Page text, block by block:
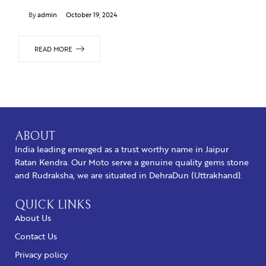
Byadmin October 19, 2024
READ MORE
ABOUT
India leading emerged as a trust worthy name in Jaipur
Ratan Kendra. Our Moto serve a genuine quality gems stone
and Rudraksha, we are situated in DehraDun (Uttrakhand).
QUICK LINKS
About Us
Contact Us
Privacy policy